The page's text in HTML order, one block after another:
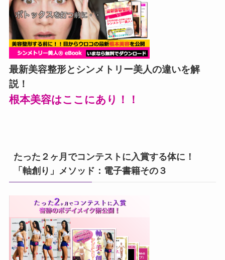
最新美容整形とシンメトリー美人の違いを解
説！
根本美容はここにあり！！
たった２ヶ月でコンテストに入賞する体に！
「軸創り」メソッド：電子書籍その３